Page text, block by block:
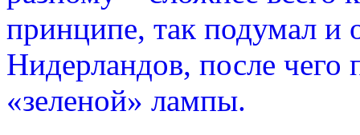
принципе, так подумал и
Нидерландов, после
«зеленой» лампы.